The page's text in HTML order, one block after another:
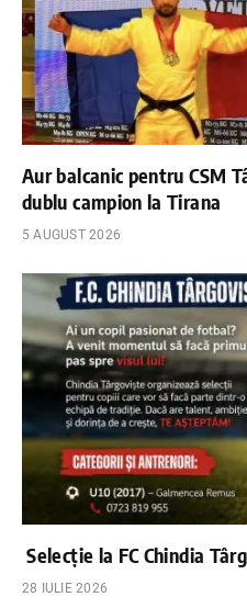
Aur balcanic pentru CSM
dublu campion la Tirana
5 AUGUST 2026
Selecție la FC Chindia
28 IULIE 2026